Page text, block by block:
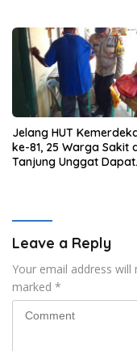
Jelang HUT
ke-81, 25 Warga Sakit
Tanjung Unggat Dapat
Leave a Reply
Your email address will
marked *